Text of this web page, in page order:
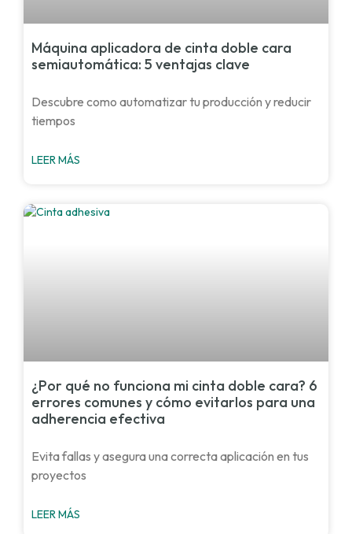
Máquina aplicadora de cinta doble cara
semiautomática: 5 ventajas clave
Descubre como automatizar tu producción y reducir
tiempos
LEER MÁS
¿Por qué no funciona mi cinta doble cara? 6
errores comunes y cómo evitarlos para una
adherencia efectiva
Evita fallas y asegura una correcta aplicación en tus
proyectos
LEER MÁS